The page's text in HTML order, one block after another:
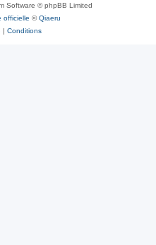
Software © phpBB Limited
officielle ©Qiaeru
| Conditions